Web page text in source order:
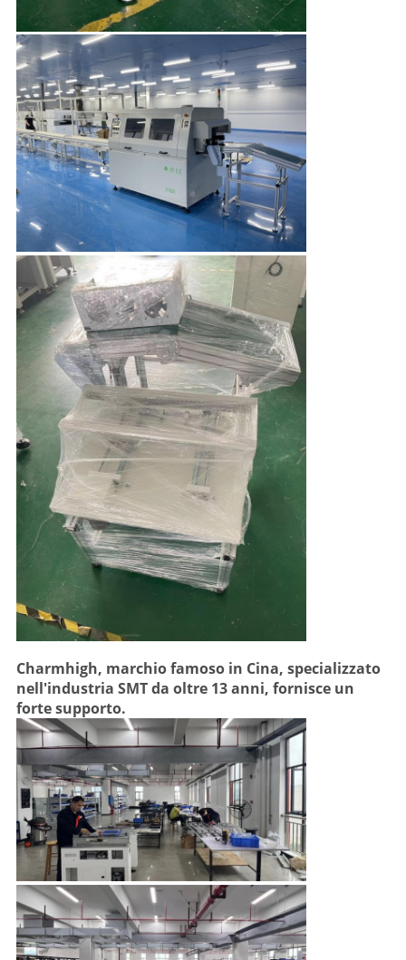
Charmhigh, marchio famoso in Cina, specializzato
nell'industria SMT da oltre 13 anni, fornisce un
forte supporto.